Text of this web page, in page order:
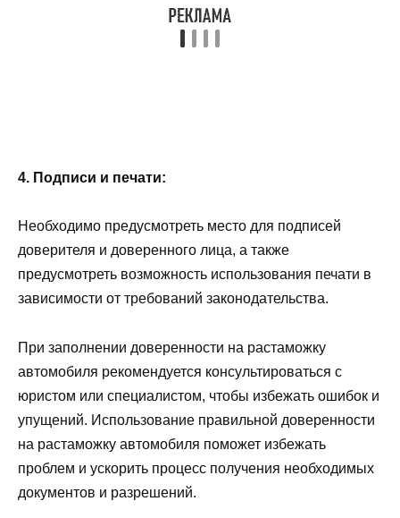
4. Подписи и печати:
Необходимо предусмотреть место для подписей
доверителя и доверенного лица, а также
предусмотреть возможность использования печати в
зависимости от требований законодательства.
При заполнении доверенности на растаможку
автомобиля рекомендуется консультироваться с
юристом или специалистом, чтобы избежать ошибок и
упущений. Использование правильной доверенности
на растаможку автомобиля поможет избежать
проблем и ускорить процесс получения необходимых
документов и разрешений.